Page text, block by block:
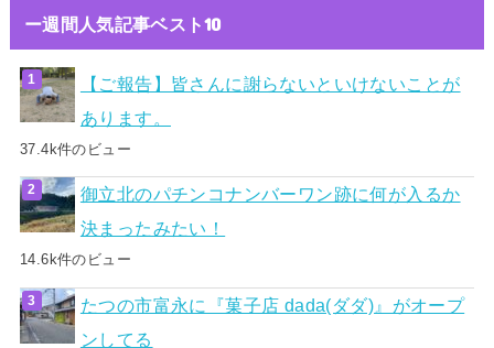
ー週間人気記事ベスト10
【ご報告】皆さんに謝らないといけないことが
あります。
37.4k件のビュー
御立北のパチンコナンバーワン跡に何が入るか
決まったみたい！
14.6k件のビュー
たつの市富永に『菓子店 dada(ダダ)』がオープ
ンしてる